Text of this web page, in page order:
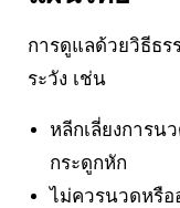
การดูแลด้วยวิธีธ
ระวัง เช่น
หลีกเลี่ยงการน
กระดูกหัก
ไม่ควรนวดหรือ